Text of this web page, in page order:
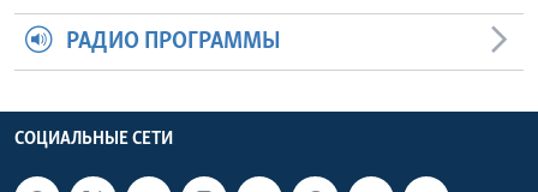
РАДИО ПРОГРАММЫ
СОЦИАЛЬНЫЕ СЕТИ